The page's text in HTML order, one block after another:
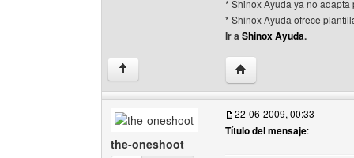
* Shinox Ayuda ya no
* Shinox Ayuda ofrece
Ir aShinox Ayuda.
↑ Visitar sitio web del
the-oneshoot
22-06-2009, 00:33
Título del mensaje: